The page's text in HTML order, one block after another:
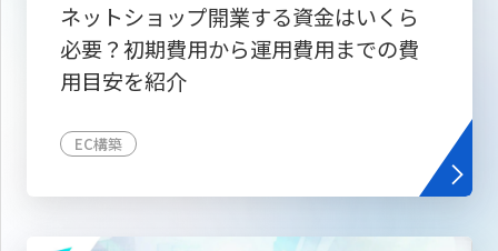
ネットショップ開業する資金はいくら
必要？初期費用から運用費用までの費
用目安を紹介
EC構築